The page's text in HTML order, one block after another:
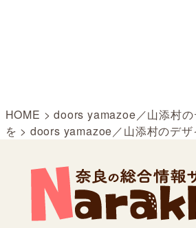
HOME >doors yamazoe／山添村
を > doors yamazoe／山添村のデザ